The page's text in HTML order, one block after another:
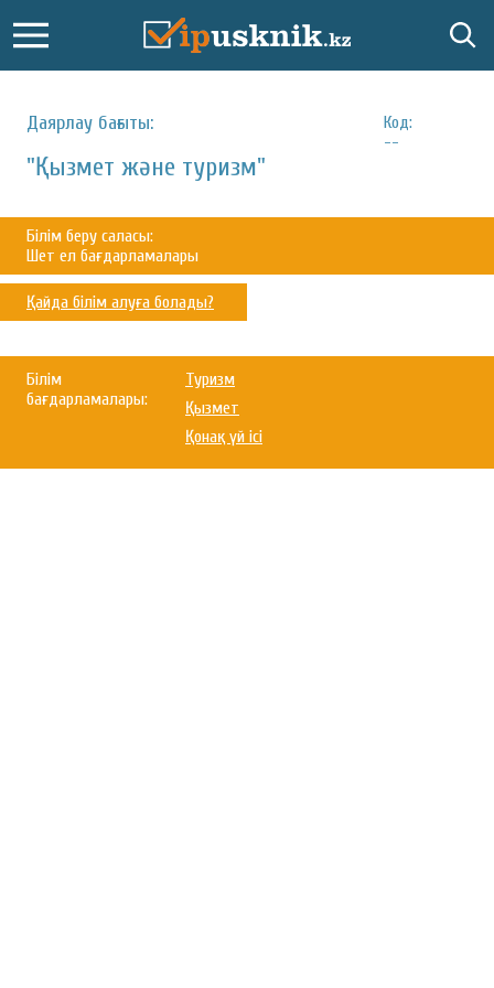
Даярлау бағыты:
Код:
--
"Қызмет және туризм"
Білім беру саласы:
Шет ел бағдарламалары
Қайда білім алуға болады?
Білім
бағдарламалары:
Туризм
Қызмет
Қонақ үй ісі